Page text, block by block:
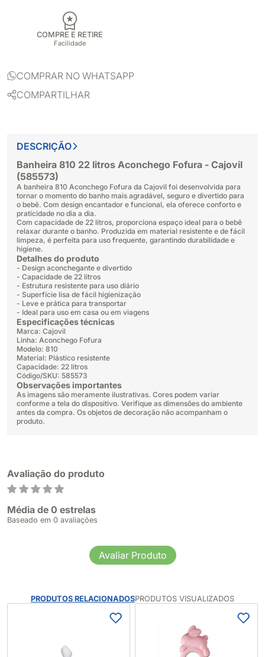
COMPRE E RETIRE
Facilidade
COMPRAR NO WHATSAPP
COMPARTILHAR
DESCRIÇÃO
Banheira 810 22 litros Aconchego Fofura - Cajovil
(585573)
A banheira 810 Aconchego Fofura da Cajovil foi desenvolvida para
tornar o momento do banho mais agradável, seguro e divertido para
o bebê. Com design encantador e funcional, ela oferece conforto e
praticidade no dia a dia.
Com capacidade de 22 litros, proporciona espaço ideal para o bebê
relaxar durante o banho. Produzida em material resistente e de fácil
limpeza, é perfeita para uso frequente, garantindo durabilidade e
higiene.
Detalhes do produto
- Design aconchegante e divertido
- Capacidade de 22 litros
- Estrutura resistente para uso diário
- Superfície lisa de fácil higienização
- Leve e prática para transportar
- Ideal para uso em casa ou em viagens
Especificações técnicas
Marca: Cajovil
Linha: Aconchego Fofura
Modelo: 810
Material: Plástico resistente
Capacidade: 22 litros
Código/SKU: 585573
Observações importantes
As imagens são meramente ilustrativas. Cores podem variar
conforme a tela do dispositivo. Verifique as dimensões do ambiente
antes da compra. Os objetos de decoração não acompanham o
produto.
Avaliação do produto
Média de 0 estrelas
Baseado em 0 avaliações
Avaliar Produto
PRODUTOS RELACIONADOSPRODUTOS VISUALIZADOS